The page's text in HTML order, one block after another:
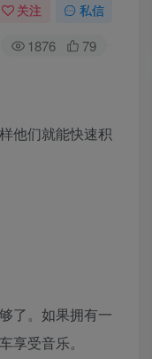
关注 私信
1876 79
他们就能快速积
了。如果拥有一
受音乐。